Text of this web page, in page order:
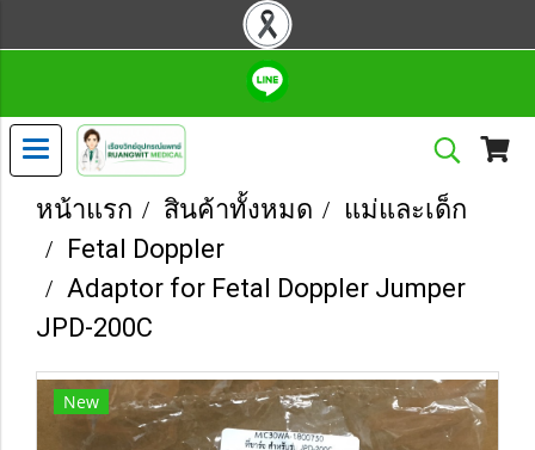
หน้าแรก สินค้าทั้งหมด
แม่และเด็ก
Fetal Doppler
Adaptor for Fetal Doppler Jumper
JPD-200C
New